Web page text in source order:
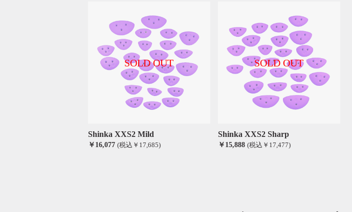
SOLD OUT
Shinka XXS2 Mild
￥16,077 (税込￥17,685)
SOLD OUT
Shinka XXS2 Sharp
￥15,888 (税込￥17,477)